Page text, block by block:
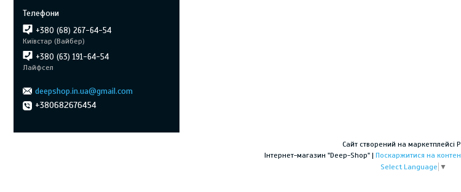
+380 (68) 267-64-54
Київстар (Вайбер)
+380 (63) 191-64-54
Лайфсел
deepshop.in.ua@gmail.com
+380682676454
Сайт створений на маркетплейсі
Інтернет-магазин "Deep-Shop" | Поскаржитися на
Select Language ▼